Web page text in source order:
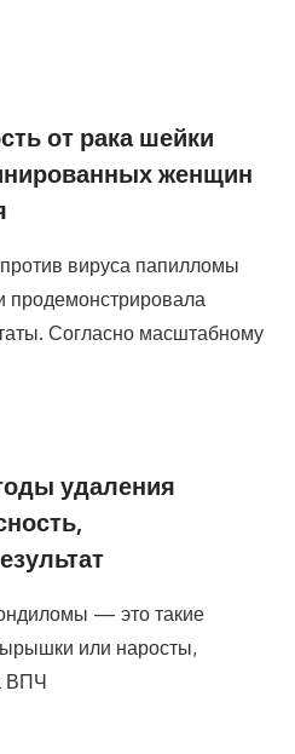
от рака шейки
женщин
вируса папилломы
продемонстрировала
Согласно масштабному
удаления
— это такие
или наросты,
ВПЧ